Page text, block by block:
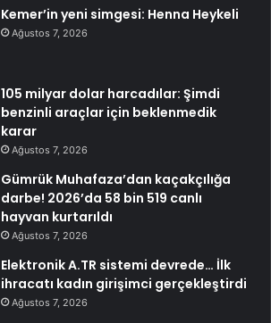
Kemer’in yeni simgesi: Henna Heykeli
Ağustos 7, 2026
105 milyar dolar harcadılar: Şimdi
benzinli araçlar için beklenmedik
karar
Ağustos 7, 2026
Gümrük Muhafaza’dan kaçakçılığa
darbe! 2026’da 58 bin 519 canlı
hayvan kurtarıldı
Ağustos 7, 2026
Elektronik A.TR sistemi devrede… İlk
ihracatı kadın girişimci gerçekleştirdi
Ağustos 7, 2026